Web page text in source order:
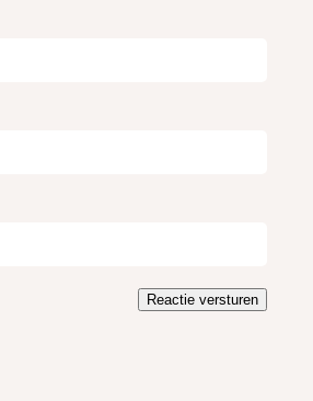
Reactie versturen